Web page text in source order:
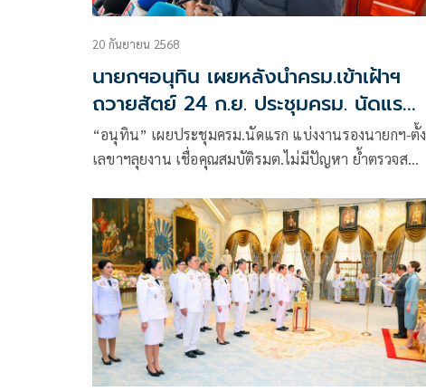
20 กันยายน 2568
นายกฯอนุทิน เผยหลังนำครม.เข้าเฝ้าฯ
ถวายสัตย์ 24 ก.ย. ประชุมครม. นัดแรก
ทันที
“อนุทิน” เผยประชุมครม.นัดแรก แบ่งงานรองนายกฯ-ตั้ง
เลขาฯลุยงาน เชื่อคุณสมบัติรมต.ไม่มีปัญหา ย้ำตรวจสอบ
ข้างมาก อย่าเพิ่งมองข้ามช็อตหลังถูกมองเปอร์เซ็นต์สูง
หลังลต.กลับมาเป็นนายกฯอีก